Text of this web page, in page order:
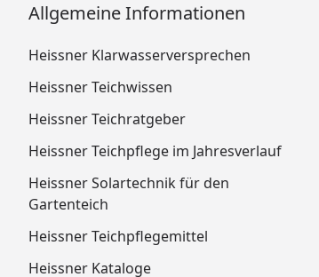
Allgemeine Informationen
Heissner Klarwasserversprechen
Heissner Teichwissen
Heissner Teichratgeber
Heissner Teichpflege im Jahresverlauf
Heissner Solartechnik für den
Gartenteich
Heissner Teichpflegemittel
Heissner Kataloge